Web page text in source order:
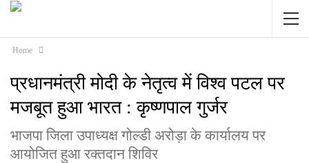
Home
प्रधानमंत्री मोदी के नेतृत्व में विश्व पटल पर
मजबूत हुआ भारत : कृष्णपाल गुर्जर
भाजपा जिला उपाध्यक्ष गोल्डी अरोड़ा के कार्यालय पर
आयोजित हुआ रक्तदान शिविर